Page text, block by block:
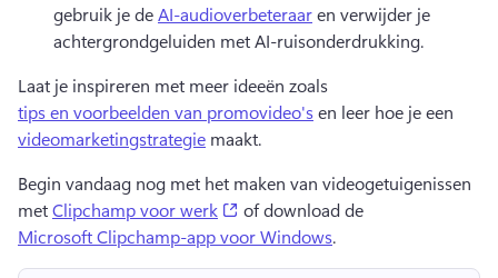
gebruik je de AI-audioverbeteraar en verwijder je
achtergrondgeluiden met AI-ruisonderdrukking.
Laat je inspireren met meer ideeën zoals
tips en voorbeelden van promovideo's en leer hoe je een
videomarketingstrategie maakt.
Begin vandaag nog met het maken van videogetuigenissen
met Clipchamp voor werk (opens in a new tab)
of download de
Microsoft Clipchamp-app voor Windows.